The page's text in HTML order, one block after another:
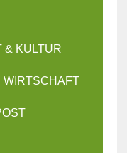
& KULTUR
WIRTSCHAFT